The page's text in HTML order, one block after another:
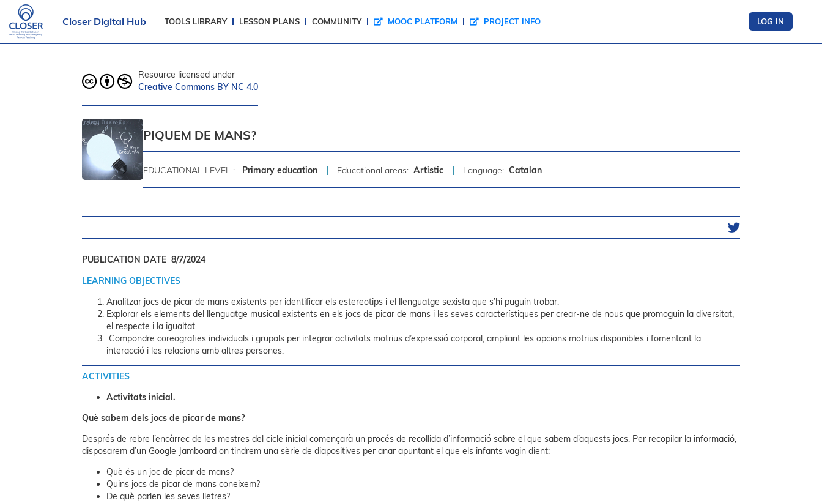
Closer Digital Hub TOOLS LIBRARY LESSON PLANS COMMUNITY MOOC PLATFORM PROJECT INFO LOG IN
Resource licensed under
Creative Commons BY NC 4.0
PIQUEM DE MANS?
EDUCATIONAL LEVEL : Primary education | Educational areas: Artistic | Language: Catalan
PUBLICATION DATE8/7/2024
LEARNING OBJECTIVES
Analitzar jocs de picar de mans existents per identificar els estereotips i el llenguatge sexista que s’hi puguin trobar.
Explorar els elements del llenguatge musical existents en els jocs de picar de mans i les seves característiques per crear-ne de nous que promoguin la diversitat,
el respecte i la igualtat.
Compondre coreografies individuals i grupals per integrar activitats motrius d’expressió corporal, ampliant les opcions motrius disponibles i fomentant la
interacció i les relacions amb altres persones.
ACTIVITIES
Activitats inicial.
Què sabem dels jocs de picar de mans?
Després de rebre l’encàrrec de les mestres del cicle inicial començarà un procés de recollida d’informació sobre el que sabem d’aquests jocs. Per recopilar la informació,
disposarem d’un Google Jamboard on tindrem una sèrie de diapositives per anar apuntant el que els infants vagin dient:
Què és un joc de picar de mans?
Quins jocs de picar de mans coneixem?
De què parlen les seves lletres?